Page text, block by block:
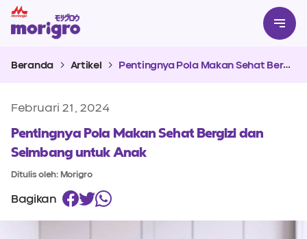
Beranda Artikel Pentingnya Pola Makan Sehat Bergizi dan Seimbang untuk Anak
Februari 21, 2024
Pentingnya Pola Makan Sehat Bergizi dan
Seimbang untuk Anak
Ditulis oleh: Morigro
Bagikan